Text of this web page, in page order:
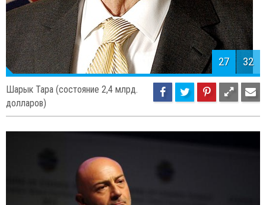
27 32
Шарык Тара (состояние 2,4 млрд.